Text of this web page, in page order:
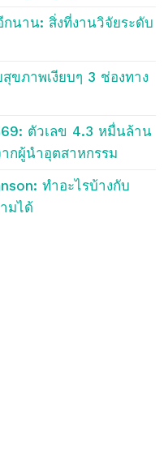
นาน: สิ่งที่งานวิจัยระดับ
ขภาพเงียบๆ 3 ช่องทาง
ตัวเลข 4.3 หมื่นล้าน
กผู้นำอุตสาหกรรม
ทำอะไรบ้างกับ
มได้